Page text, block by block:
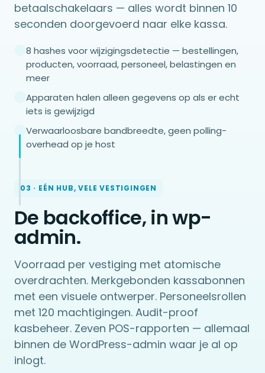
betaalschakelaars — alles wordt binnen 10
seconden doorgevoerd naar elke kassa.
8 hashes voor wijzigingsdetectie — bestellingen,
producten, voorraad, personeel, belastingen en
meer
Apparaten halen alleen gegevens op als er echt
iets is gewijzigd
Verwaarloosbare bandbreedte, geen polling-
overhead op je host
03 · EÉN HUB, VELE VESTIGINGEN
De backoffice, in wp-
admin.
Voorraad per vestiging met atomische
overdrachten. Merkgebonden kassabonnen
met een visuele ontwerper. Personeelsrollen
met 120 machtigingen. Audit-proof
kasbeheer. Zeven POS-rapporten — allemaal
binnen de WordPress-admin waar je al op
inlogt.